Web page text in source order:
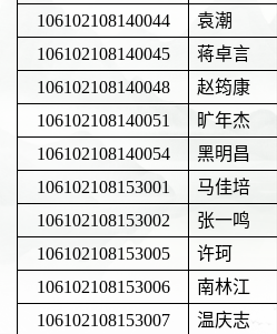
106102108140044
袁潮
106102108140045
蒋卓言
106102108140048
赵筠康
106102108140051
旷年杰
106102108140054
黑明昌
106102108153001
马佳培
106102108153002
张一鸣
106102108153005
许珂
106102108153006
南林江
106102108153007
温庆志